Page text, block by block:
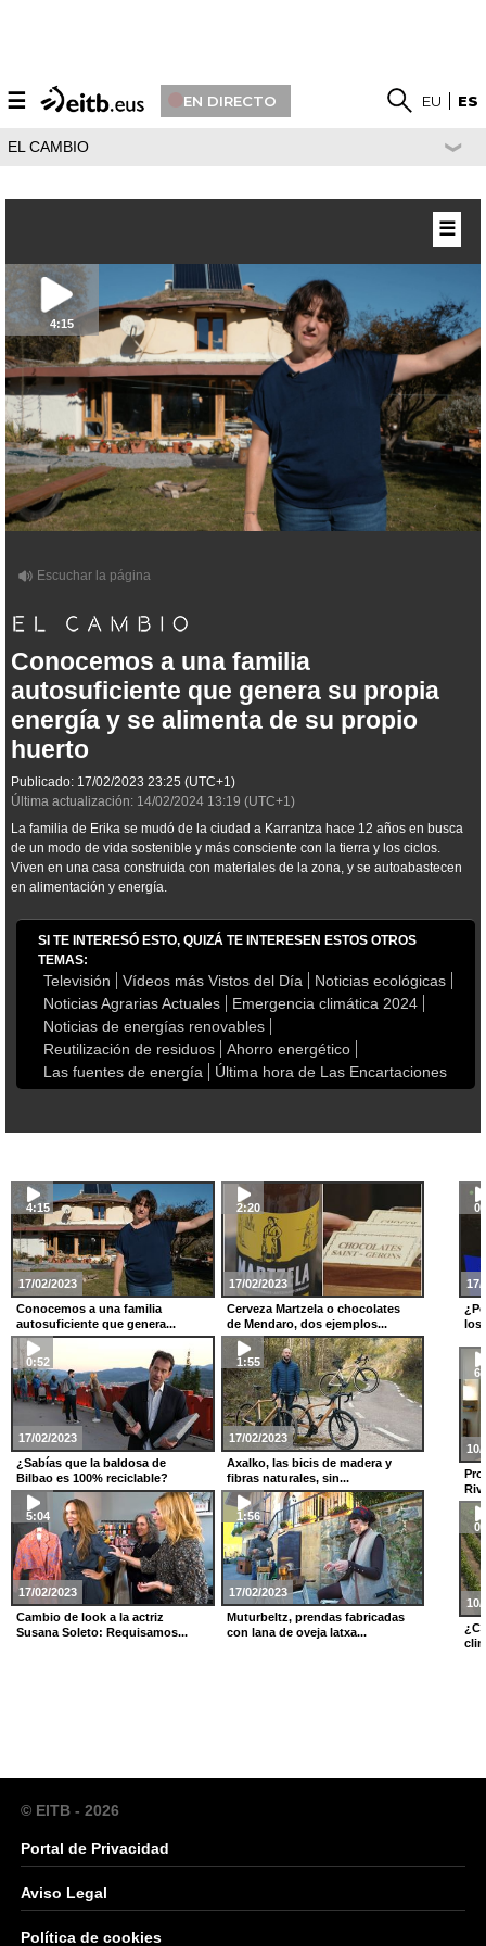
☰ EN DIRECTO EU ES
EL CAMBIO
4:15
Conocemos a una familia
autosuficiente que genera su propia
energía y se alimenta de su propio
huerto
Publicado: 17/02/2023 23:25 (UTC+1)
Última actualización: 14/02/2024 13:19 (UTC+1)
La familia de Erika se mudó de la ciudad a Karrantza hace 12 años en busca
de un modo de vida sostenible y más consciente con la tierra y los ciclos.
Viven en una casa construida con materiales de la zona, y se autoabastecen
en alimentación y energía.
SI TE INTERESÓ ESTO, QUIZÁ TE INTERESEN ESTOS OTROS
TEMAS:
Televisión Vídeos más Vistos del Día
Noticias ecológicas
Noticias Agrarias Actuales
Emergencia climática 2024
Noticias de energías renovables
Reutilización de residuos
Ahorro energético
Las fuentes de energía
Última hora de Las Encartaciones
☰
17/02/2023
4:15
Conocemos a una familia
autosuficiente que genera...
17/02/2023
2:20
Cerveza Martzela o chocolates
de Mendaro, dos ejemplos...
17/02/2023
0:52
¿Sabías que la baldosa de
Bilbao es 100% reciclable?
17/02/2023
1:55
Axalko, las bicis de madera y
fibras naturales, sin...
17/02/2023
5:04
Cambio de look a la actriz
Susana Soleto: Requisamos...
17/02/2023
1:56
Muturbeltz, prendas fabricadas
con lana de oveja latxa...
17/
los
10/
10/
© EITB - 2026
Portal de Privacidad
Aviso Legal
Política de cookies